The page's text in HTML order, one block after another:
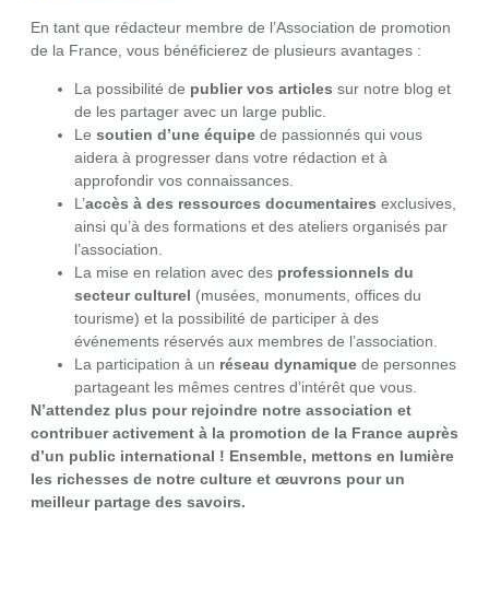
En tant que rédacteur membre de l’Association de promotion
de la France, vous bénéficierez de plusieurs avantages :
La possibilité de publier vos articles sur notre blog et
de les partager avec un large public.
Le soutien d’une équipe de passionnés qui vous
aidera à progresser dans votre rédaction et à
approfondir vos connaissances.
L’accès à des ressources documentaires exclusives,
ainsi qu’à des formations et des ateliers organisés par
l’association.
La mise en relation avec des professionnels du
secteur culturel (musées, monuments, offices du
tourisme) et la possibilité de participer à des
événements réservés aux membres de l’association.
La participation à un réseau dynamique de personnes
partageant les mêmes centres d’intérêt que vous.
N’attendez plus pour rejoindre notre association et
contribuer activement à la promotion de la France auprès
d’un public international ! Ensemble, mettons en lumière
les richesses de notre culture et œuvrons pour un
meilleur partage des savoirs.